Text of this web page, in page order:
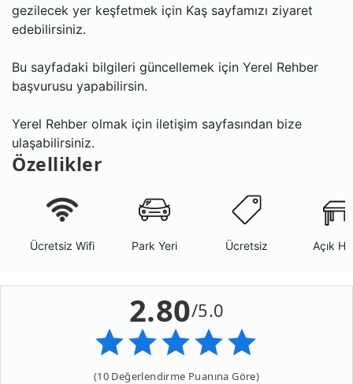
gezilecek yer keşfetmek için Kaş sayfamızı ziyaret
edebilirsiniz.
Bu sayfadaki bilgileri güncellemek için Yerel Rehber
başvurusu yapabilirsin.
Yerel Rehber olmak için iletişim sayfasından bize
ulaşabilirsiniz.
Özellikler
Ücretsiz Wifi Park Yeri Ücretsiz Açık
2.80/5.0
(10 Değerlendirme Puanına Göre)